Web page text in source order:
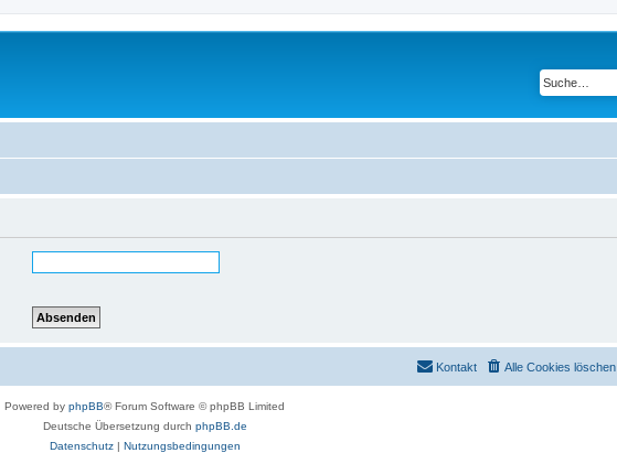
Alle Cookies löschen
Kontakt
Powered by phpBB® Forum Software © phpBB Limited
Deutsche Übersetzung durch phpBB.de
Datenschutz| Nutzungsbedingungen